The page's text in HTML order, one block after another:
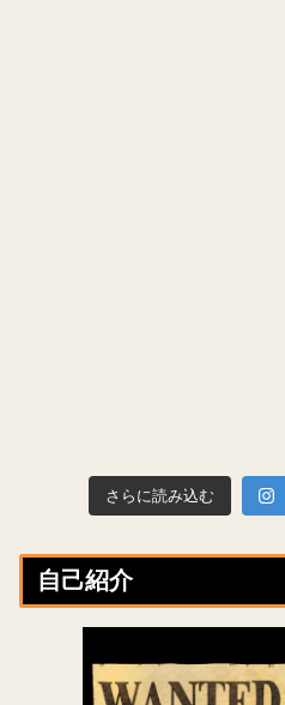
さらに読み込む
自己紹介